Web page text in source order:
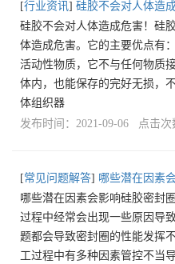
[行业资讯] 硅胶不会对人体造成
硅胶不会对人体造成危害！硅
体造成危害。它的主要优点有
活动性物质，它不与任何物质
体内，也能保存的完好无损，
体组织器
发布时间：2021-09-06 点击次
[常见问题解答] 哪些潜在因素
哪些潜在因素会影响硅胶密封
过程中经常会出现一些原因导
题都会导致密封圈的性能发挥
工过程中有多种因素管控不当